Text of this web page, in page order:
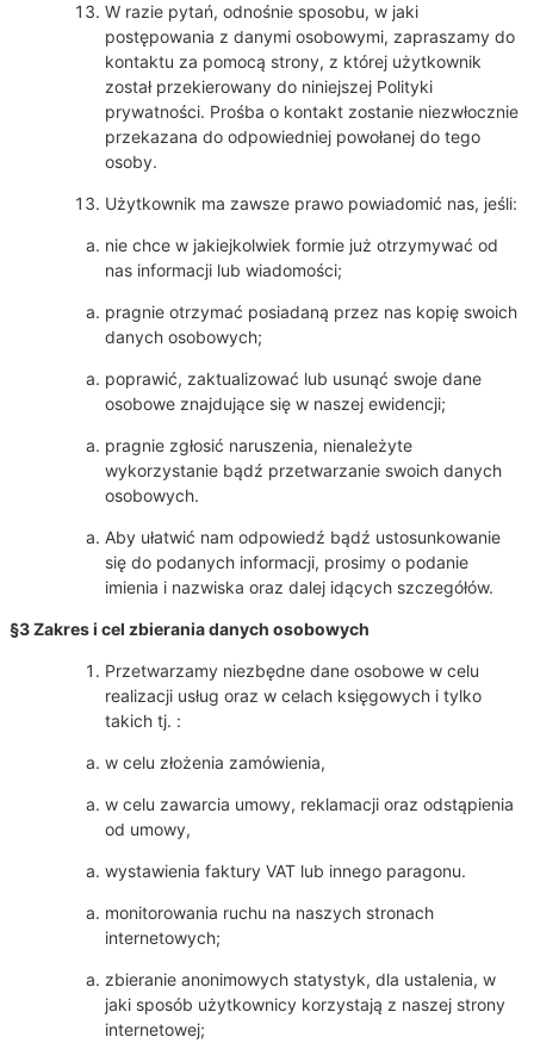
W razie pytań, odnośnie sposobu, w jaki
postępowania z danymi osobowymi, zapraszamy do
kontaktu za pomocą strony, z której użytkownik
został przekierowany do niniejszej Polityki
prywatności. Prośba o kontakt zostanie niezwłocznie
przekazana do odpowiedniej powołanej do tego
osoby.
Użytkownik ma zawsze prawo powiadomić nas, jeśli:
nie chce w jakiejkolwiek formie już otrzymywać od
nas informacji lub wiadomości;
pragnie otrzymać posiadaną przez nas kopię swoich
danych osobowych;
poprawić, zaktualizować lub usunąć swoje dane
osobowe znajdujące się w naszej ewidencji;
pragnie zgłosić naruszenia, nienależyte
wykorzystanie bądź przetwarzanie swoich danych
osobowych.
Aby ułatwić nam odpowiedź bądź ustosunkowanie
się do podanych informacji, prosimy o podanie
imienia i nazwiska oraz dalej idących szczegółów.
§3 Zakres i cel zbierania danych osobowych
Przetwarzamy niezbędne dane osobowe w celu
realizacji usług oraz w celach księgowych i tylko
takich tj. :
w celu złożenia zamówienia,
w celu zawarcia umowy, reklamacji oraz odstąpienia
od umowy,
wystawienia faktury VAT lub innego paragonu.
monitorowania ruchu na naszych stronach
internetowych;
zbieranie anonimowych statystyk, dla ustalenia, w
jaki sposób użytkownicy korzystają z naszej strony
internetowej;